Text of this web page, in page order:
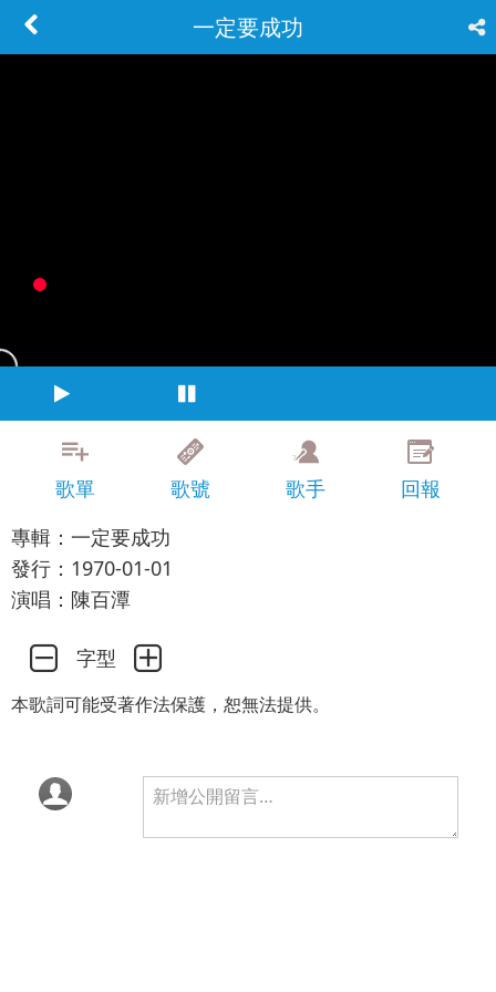
一定要成功
歌單 歌號 歌手
回報
專輯：一定要成功
發行：1970-01-01
演唱：陳百潭
字型
本歌詞可能受著作法保護，恕無法提供。